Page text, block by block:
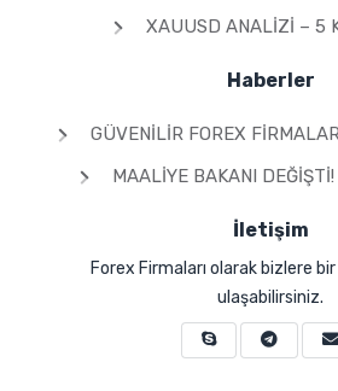
XAUUSD ANALIZI – 5
Haberler
GÜVENILIR FOREX
MAALIYE BAKANI
İletişim
Forex Firmaları olarak bizlere
ulaşabilirsiniz.